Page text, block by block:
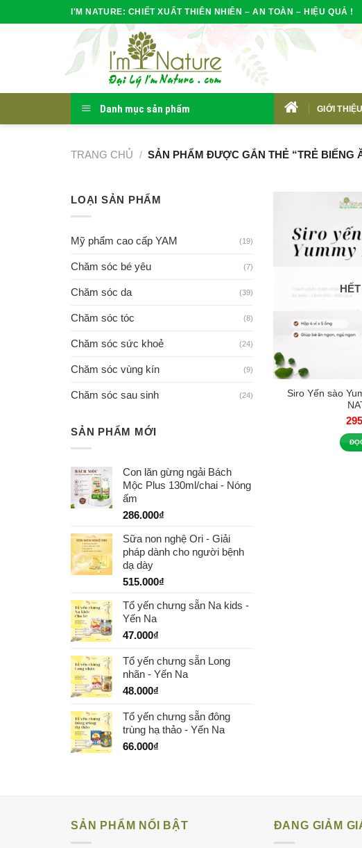
to
I'M NATURE: CHIẾT XUẤT THIÊN NHIÊN – AN TOÀN – HIỆU QUẢ !
Danh mục sản phẩm
HOME
GIỚI THIỆU
TRANG CHỦ / SẢN PHẨM ĐƯỢC GẮN THẺ “TRẺ BIẾNG
LOẠI SẢN PHẨM
Mỹ phẩm cao cấp YAM (19)
Chăm sóc bé yêu (7)
Chăm sóc da (39)
Chăm sóc tóc (8)
Chăm sóc sức khoẻ (24)
Chăm sóc vùng kín (9)
Chăm sóc sau sinh (24)
SẢN PHẨM MỚI
Con lăn gừng ngải Bách
Mộc Plus 130ml/chai - Nóng
ấm
286.000₫
Sữa non nghệ Ori - Giải
pháp dành cho người bệnh
dạ dày
515.000₫
Tổ yến chưng sẵn Na kids -
Yến Na
47.000₫
Tổ yến chưng sẵn Long
nhãn - Yến Na
48.000₫
Tổ yến chưng sẵn đông
trùng hạ thảo - Yến Na
66.000₫
Siro Yến sào
SẢN PHẨM NỔI BẬT ĐANG GIẢM